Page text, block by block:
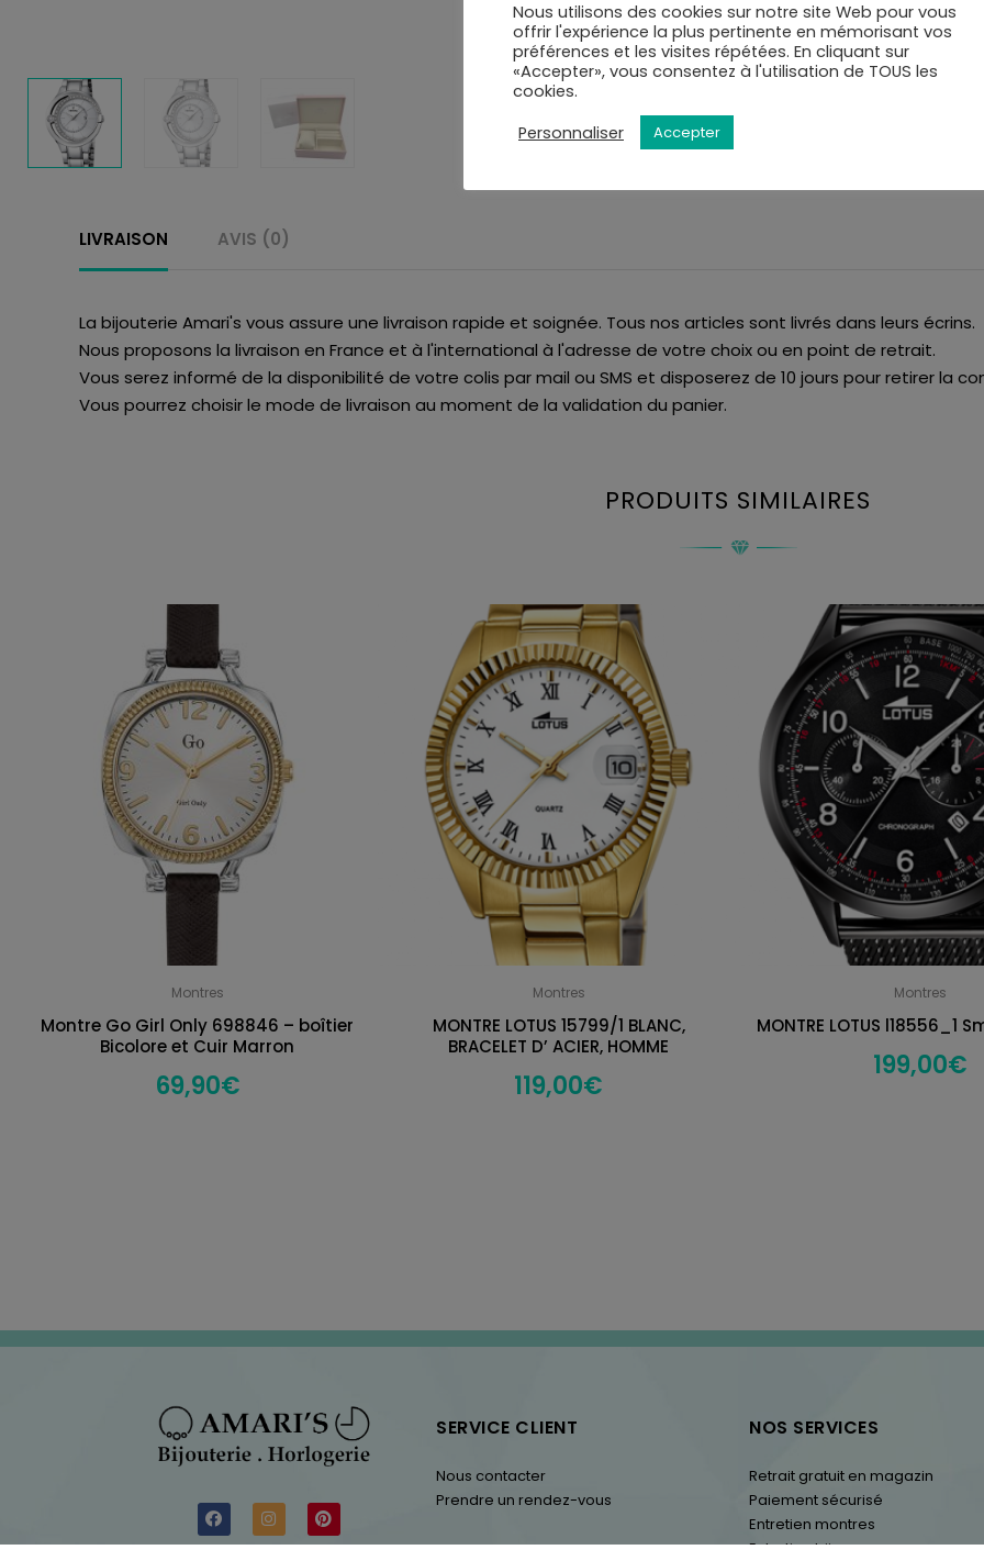
Ajouter à ma liste de
UGS :F16947_1
CATÉGORIES :MONTRES ,MONTRES
LIVRAISON AVIS (0)
La bijouterie Amari's vous assure une livraison rapide et soignée. Tous nos articles sont livrés dans leurs écrins.
Nous proposons la livraison en France et à l'international à l'adresse de votre choix ou en point de retrait.
Vous serez informé de la disponibilité de votre colis par mail ou SMS et disposerez de 10 jours pour retirer la
Vous pourrez choisir le mode de livraison au moment de la validation du panier.
PRODUITS SIMILAIRES
Montres
Montre Go Girl Only 698846 – boîtier
Bicolore et Cuir Marron
69,90€
Montres
MONTRE LOTUS 15799/1 BLANC,
BRACELET D’ ACIER, HOMME
119,00€
Montres
MONTRE LOTUS l18556_1
199,00€
SERVICE CLIENT
Nous contacter
Prendre un rendez-vous
NOS SERVICES
Retrait gratuit en magazin
Paiement sécurisé
Entretien montres
Entretien bijoux
Nous utilisons des cookies sur notre site Web pour vous
offrir l'expérience la plus pertinente en mémorisant vos
préférences et les visites répétées. En cliquant sur
«Accepter», vous consentez à l'utilisation de TOUS les
cookies.
Personnaliser
Accepter